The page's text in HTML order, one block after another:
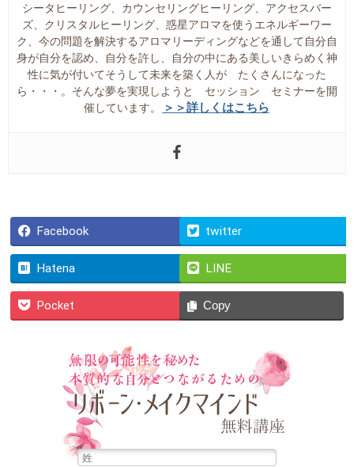
シータヒーリング、カウンセリングヒーリング、アクセスバー
ズ、クリスタルヒーリング、惑星アロマを使うエネルギーワー
ク、今の問題を解決するアロマリーディングなどを通して自分自
身が自分を認め、自分を許し、自分の中にある美しいきらめく神
性に気が付いてそうして未来を築く人が たくさんになった
ら・・・。そんな夢を実現しようと セッション セミナーを開
催しています。
＞＞詳しくはこちら
Facebook twitter
Hatena LINE
Pocket Copy